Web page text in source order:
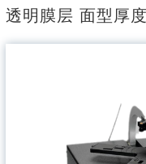
透明膜层 面型厚